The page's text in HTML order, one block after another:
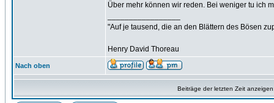
Über mehr können wir reden. Bei weniger tu ich
"Auf je tausend, die an den Blättern des Bösen
Henry David Thoreau
Nach oben
Beiträge der letzten Zeit